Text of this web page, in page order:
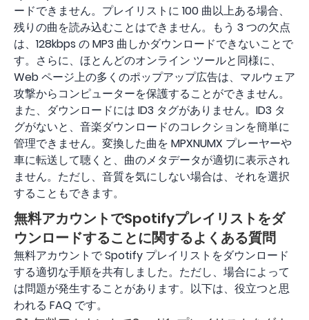
ードできません。プレイリストに 100 曲以上ある場合、
残りの曲を読み込むことはできません。もう 3 つの欠点
は、128kbps の MP3 曲しかダウンロードできないことで
す。さらに、ほとんどのオンライン ツールと同様に、
Web ページ上の多くのポップアップ広告は、マルウェア
攻撃からコンピューターを保護することができません。
また、ダウンロードには ID3 タグがありません。ID3 タ
グがないと、音楽ダウンロードのコレクションを簡単に
管理できません。変換した曲を MPXNUMX プレーヤーや
車に転送して聴くと、曲のメタデータが適切に表示され
ません。ただし、音質を気にしない場合は、それを選択
することもできます。
無料アカウントでSpotifyプレイリストをダ
ウンロードすることに関するよくある質問
無料アカウントで Spotify プレイリストをダウンロード
する適切な手順を共有しました。ただし、場合によって
は問題が発生することがあります。以下は、役立つと思
われる FAQ です。